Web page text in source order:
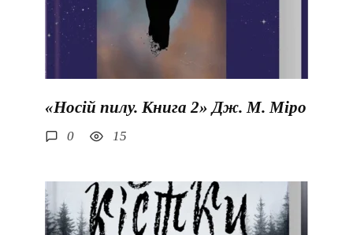
«Носій пилу. Книга 2» Дж. М. Міро
0 15